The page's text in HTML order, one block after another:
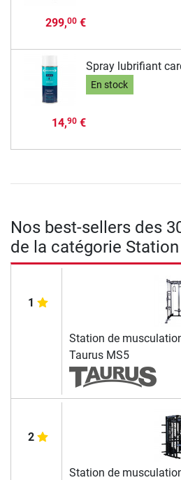
299,00€
Spray lubrifiant
En stock
14,90€
Nos best-sellers des
de la catégorie
1
Station de
Taurus MS5
2
Station de